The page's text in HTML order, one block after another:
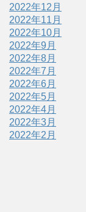
2022年12月
2022年11月
2022年10月
2022年9月
2022年8月
2022年7月
2022年6月
2022年5月
2022年4月
2022年3月
2022年2月